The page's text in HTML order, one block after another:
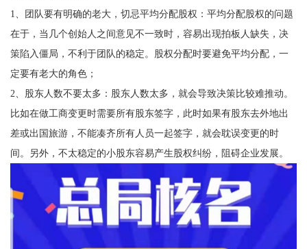
1、团队要有明确的老大，切忌平均分配股权：平均分配股权的问题
在于，当几个创始人之间意见不一致时，容易出现拍板人缺失，决
策陷入僵局，不利于团队的稳定。股权分配时要避免平均分配，一
定要有老大的角色；
2、股东人数不要太多：股东人数太多，就会导致决策比较难推动。
比如在做工商变更时需要所有股东签字，此时如果有股东去外地出
差或出国旅游，不能凑齐所有人员一起签字，就会耽误变更的时
间。另外，不太稳定的小股东容易产生股权纠纷，阻碍企业发展。